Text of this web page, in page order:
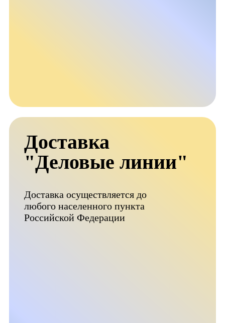
Доставка
"Деловые линии"
Доставка осуществляется до
любого населенного пункта
Российской Федерации